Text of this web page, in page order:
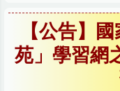
【公告】
苑」學習網